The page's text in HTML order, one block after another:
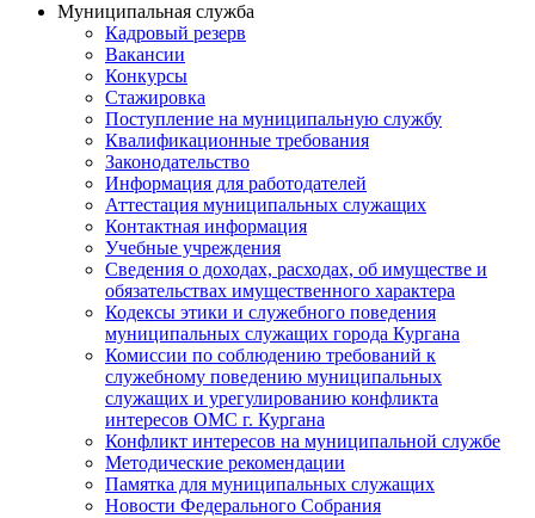
Муниципальная служба
Кадровый резерв
Вакансии
Конкурсы
Стажировка
Поступление на муниципальную службу
Квалификационные требования
Законодательство
Информация для работодателей
Аттестация муниципальных служащих
Контактная информация
Учебные учреждения
Сведения о доходах, расходах, об имуществе и
обязательствах имущественного характера
Кодексы этики и служебного поведения
муниципальных служащих города Кургана
Комиссии по соблюдению требований к
служебному поведению муниципальных
служащих и урегулированию конфликта
интересов ОМС г. Кургана
Конфликт интересов на муниципальной службе
Методические рекомендации
Памятка для муниципальных служащих
Новости Федерального Cобрания